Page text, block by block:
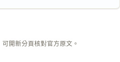
開新分頁核對官方原文。